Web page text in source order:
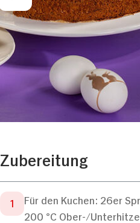
Zubereitung
Für den Kuchen: 26er
200 °C Ober-/